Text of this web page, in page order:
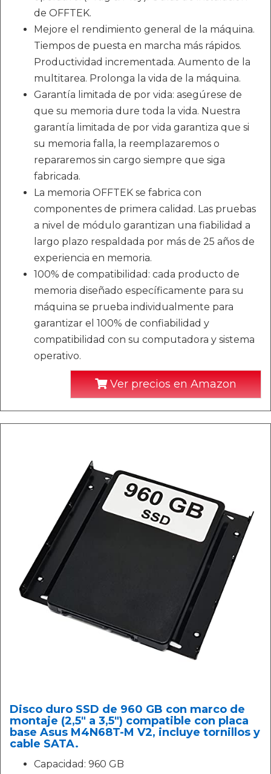
de OFFTEK.
Mejore el rendimiento general de la máquina.
Tiempos de puesta en marcha más rápidos.
Productividad incrementada. Aumento de la
multitarea. Prolonga la vida de la máquina.
Garantía limitada de por vida: asegúrese de
que su memoria dure toda la vida. Nuestra
garantía limitada de por vida garantiza que si
su memoria falla, la reemplazaremos o
repararemos sin cargo siempre que siga
fabricada.
La memoria OFFTEK se fabrica con
componentes de primera calidad. Las pruebas
a nivel de módulo garantizan una fiabilidad a
largo plazo respaldada por más de 25 años de
experiencia en memoria.
100% de compatibilidad: cada producto de
memoria diseñado específicamente para su
máquina se prueba individualmente para
garantizar el 100% de confiabilidad y
compatibilidad con su computadora y sistema
operativo.
Ver precios en Amazon
Disco duro SSD de 960 GB con marco de
montaje (2,5" a 3,5") compatible con placa
base Asus M4N68T-M V2, incluye tornillos y
cable SATA.
Capacidad: 960 GB